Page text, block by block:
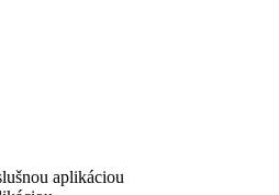
aplikáciou